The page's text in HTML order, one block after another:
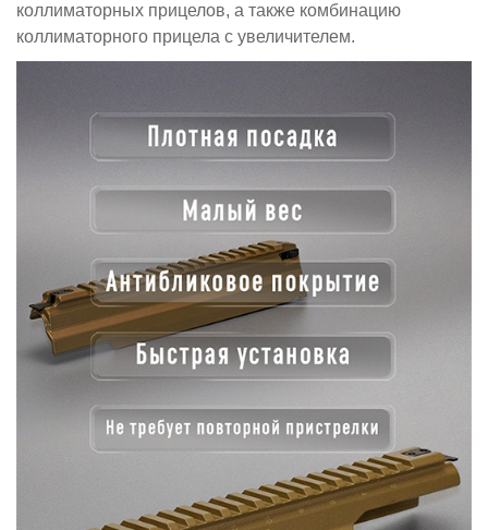
коллиматорных прицелов, а также комбинацию
коллиматорного прицела с увеличителем.